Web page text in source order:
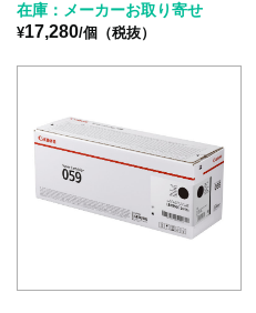
在庫：メーカーお取り寄せ
¥17,280/個（税抜）